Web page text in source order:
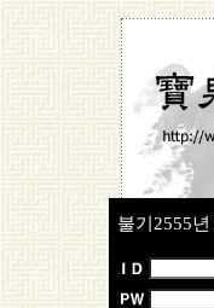
불기2555년